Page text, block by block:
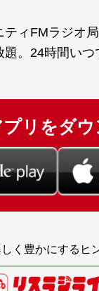
ティFMラジオ
題。24時間いつ
リをダウ
く豊かにするヒ